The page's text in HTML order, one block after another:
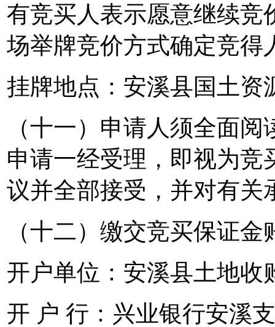
有竞买人表示愿意继续竞
场举牌竞价方式确定竞得
挂牌地点：安溪县国土资
（十一）申请人须全面
申请一经受理，即视为竞
议并全部接受，并对有关
（十二）缴交竞买保证金
开户单位：安溪县土地收
开 户 行：兴业银行安溪